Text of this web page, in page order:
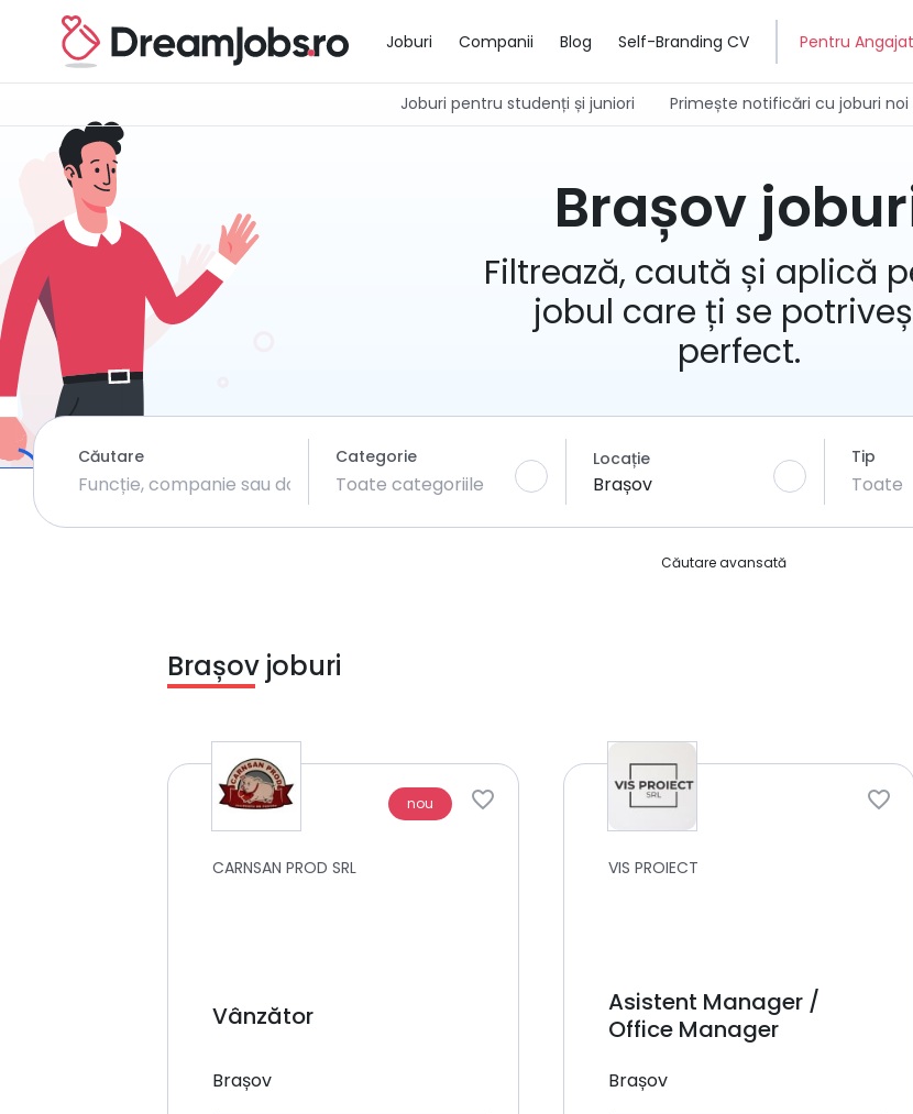
Joburi Companii Blog Self-Branding CV Pentru
Joburi pentru studenți și juniori Primește notificări cu joburi noi
Brașov
Filtrează, caută și aplică
jobul care ți se
perfect.
Căutare Categorie
Toate categoriile
Locație
Brașov
Tip
Toate
Căutare avansată
Brașov joburi
nou
CARNSAN PROD SRL
Vânzător
Brașov
VIS PROIECT
Asistent Manager /
Office Manager
Brașov